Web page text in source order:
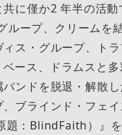
に僅か2 年半の活
ループ、クリームを
ス・グループ、ト
ース、ドラムスと
ンドを脱退・解散し
ブラインド・フェ
題：BlindFaith）』